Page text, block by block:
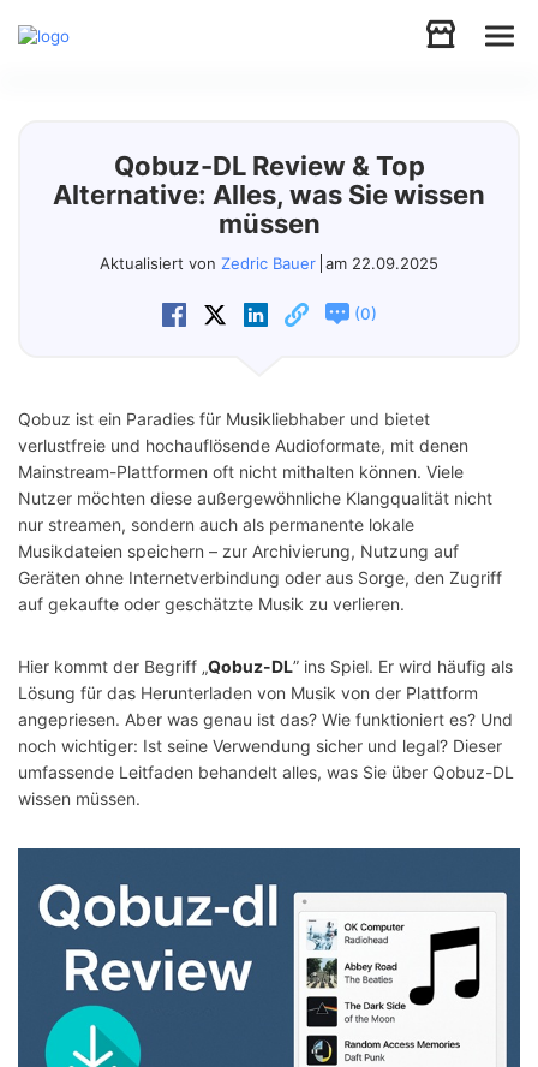
Video
Qobuz-DL Review & Top
Alternative: Alles, was Sie wissen
müssen
Aktualisiert von Zedric Bauer am 22.09.2025
(0)
Qobuz ist ein Paradies für Musikliebhaber und bietet
verlustfreie und hochauflösende Audioformate, mit denen
Mainstream-Plattformen oft nicht mithalten können. Viele
Nutzer möchten diese außergewöhnliche Klangqualität nicht
nur streamen, sondern auch als permanente lokale
Musikdateien speichern – zur Archivierung, Nutzung auf
Geräten ohne Internetverbindung oder aus Sorge, den Zugriff
auf gekaufte oder geschätzte Musik zu verlieren.
Hier kommt der Begriff „Qobuz-DL” ins Spiel. Er wird häufig als
Lösung für das Herunterladen von Musik von der Plattform
angepriesen. Aber was genau ist das? Wie funktioniert es? Und
noch wichtiger: Ist seine Verwendung sicher und legal? Dieser
umfassende Leitfaden behandelt alles, was Sie über Qobuz-DL
wissen müssen.